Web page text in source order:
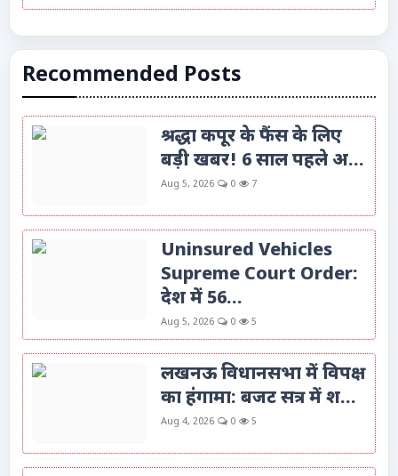
Recommended Posts
श्रद्धा कपूर के फैंस के लिए
बड़ी खबर! 6 साल पहले अ...
Aug 5, 2026 0 7
Uninsured Vehicles
Supreme Court Order:
देश में 56...
Aug 5, 2026 0 5
लखनऊ विधानसभा में विपक्ष
का हंगामा: बजट सत्र में श...
Aug 4, 2026 0 5